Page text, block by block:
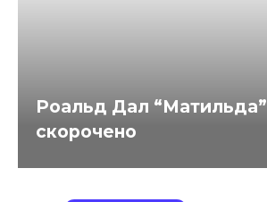
Роальд Дал “Матильда”
скорочено